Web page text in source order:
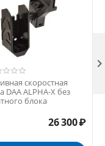
скоростная
DAA ALPHA-X без
блока
26 300₽